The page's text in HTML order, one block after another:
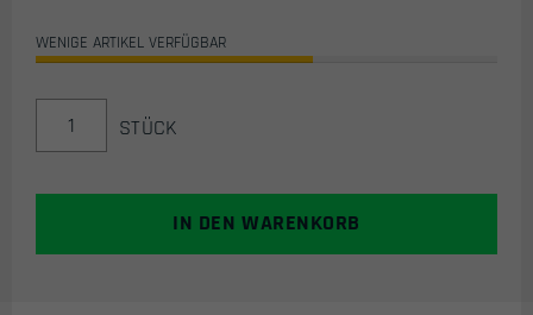
WENIGE ARTIKEL VERFÜGBAR
PRECISION
BB
STÜCK
IN DEN WARENKORB